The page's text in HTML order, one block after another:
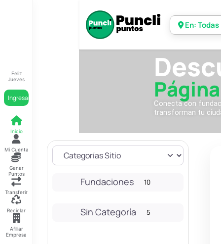
Feliz
Jueves
Ingresar
Inicio
Mi Cuenta
Ganar
Puntos
Transferir
Reciclar
Afiliar
Empresa
En: Todas
Conecta con
transforman tu
Fundaciones 10
Sin Categoría 5